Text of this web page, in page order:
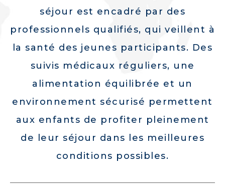
séjour est encadré par des
professionnels qualifiés, qui veillent à
la santé des jeunes participants. Des
suivis médicaux réguliers, une
alimentation équilibrée et un
environnement sécurisé permettent
aux enfants de profiter pleinement
de leur séjour dans les meilleures
conditions possibles.